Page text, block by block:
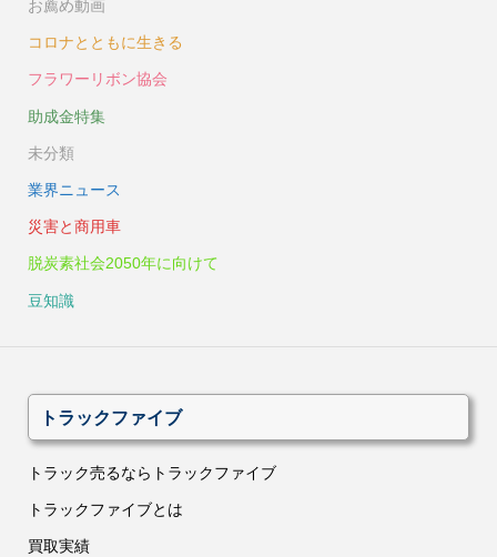
お薦め動画
コロナとともに生きる
フラワーリボン協会
助成金特集
未分類
業界ニュース
災害と商用車
脱炭素社会2050年に向けて
豆知識
トラックファイブ
トラック売るならトラックファイブ
トラックファイブとは
買取実績